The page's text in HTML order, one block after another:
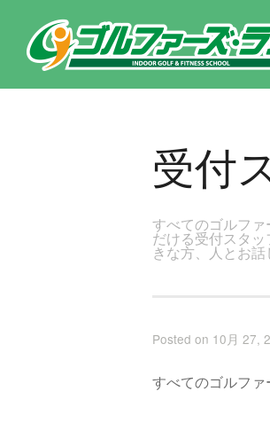
東京都新宿区・文京区ゴルフレッスンのゴルファーズ・ラボ » 受付スタッフ募集
受付
すべてのゴルフ
だける受付スタ
きな方、人とお
Posted on 10月 27,
すべてのゴルファ